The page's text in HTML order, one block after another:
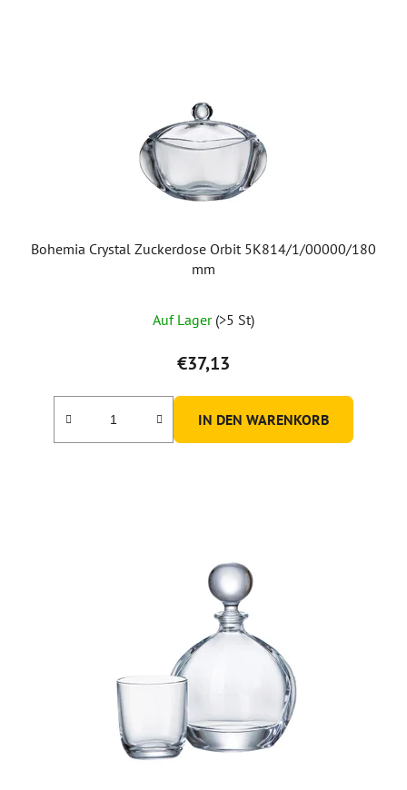
Bohemia Crystal Zuckerdose Orbit 5K814/1/00000/180
mm
Auf Lager (>5 St)
€37,13
IN DEN WARENKORB